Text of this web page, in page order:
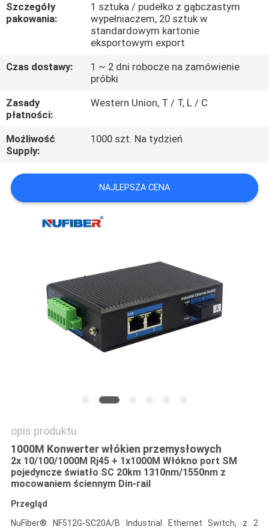
SKONTAKTUJ
Z
AKTUALNOŚCI
O
WYCENĘ
POLITYKA
PRYWATNOŚCI
Szczegóły
pakowania:
1 sztuka / pudełko z gąbczastym
wypełniaczem, 20 sztuk w
standardowym kartonie
eksportowym export
Czas dostawy:
1 ~ 2 dni robocze na zamówienie
próbki
Zasady
płatności:
Western Union, T / T, L / C
Możliwość
Supply:
1000 szt. Na tydzień
NAJLEPSZA CENA
opis produktu
1000M Konwerter włókien przemysłowych
2x 10/100/1000M Rj45 + 1x1000M Włókno port SM
pojedyncze światło SC 20km 1310nm/1550nm z
mocowaniem ściennym Din-rail
Przegląd
NuFiber® NF512G-SC20A/B Industrial Ethernet Switch, z 2